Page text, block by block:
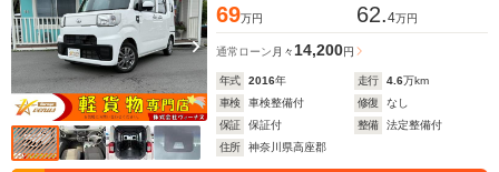
69万円 62.4万円
通常ローン 月々 14,200円
年式 2016年 走行 4.6万km
車検
車検整備付 修復
なし
保証
保証付 整備
法定整備付
住所
神奈川県高座郡